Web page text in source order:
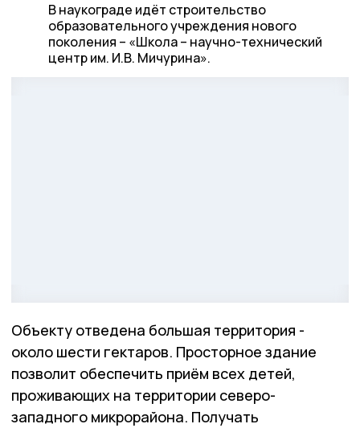
В наукограде идёт строительство
образовательного учреждения нового
поколения – «Школа – научно-технический
центр им. И.В. Мичурина».
Объекту отведена большая территория -
около шести гектаров. Просторное здание
позволит обеспечить приём всех детей,
проживающих на территории северо-
западного микрорайона. Получать